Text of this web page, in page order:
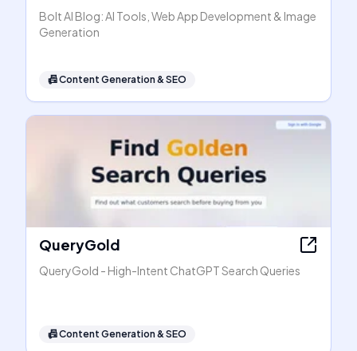
Bolt AI Blog: AI Tools, Web App Development & Image
Generation
📠Content Generation & SEO
QueryGold
QueryGold - High-Intent ChatGPT Search Queries
📠Content Generation & SEO